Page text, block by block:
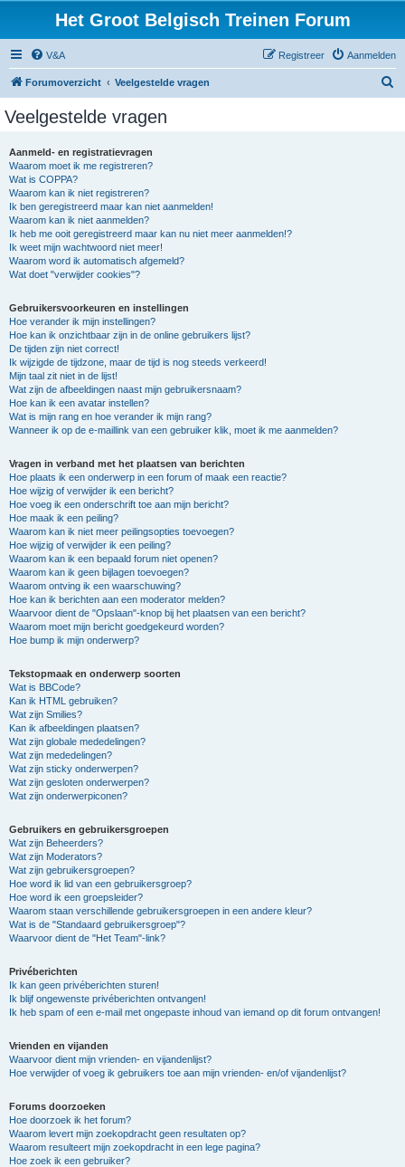
Het Groot Belgisch Treinen Forum
V&A Aanmelden
Registreer
Forumoverzicht Veelgestelde vragen
Veelgestelde vragen
Aanmeld- en registratievragen
Waarom moet ik me registreren?
Wat is COPPA?
Waarom kan ik niet registreren?
Ik ben geregistreerd maar kan niet aanmelden!
Waarom kan ik niet aanmelden?
Ik heb me ooit geregistreerd maar kan nu niet meer aanmelden!?
Ik weet mijn wachtwoord niet meer!
Waarom word ik automatisch afgemeld?
Wat doet "verwijder cookies"?
Gebruikersvoorkeuren en instellingen
Hoe verander ik mijn instellingen?
Hoe kan ik onzichtbaar zijn in de online gebruikers lijst?
De tijden zijn niet correct!
Ik wijzigde de tijdzone, maar de tijd is nog steeds verkeerd!
Mijn taal zit niet in de lijst!
Wat zijn de afbeeldingen naast mijn gebruikersnaam?
Hoe kan ik een avatar instellen?
Wat is mijn rang en hoe verander ik mijn rang?
Wanneer ik op de e-maillink van een gebruiker klik, moet ik me aanmelden?
Vragen in verband met het plaatsen van berichten
Hoe plaats ik een onderwerp in een forum of maak een reactie?
Hoe wijzig of verwijder ik een bericht?
Hoe voeg ik een onderschrift toe aan mijn bericht?
Hoe maak ik een peiling?
Waarom kan ik niet meer peilingsopties toevoegen?
Hoe wijzig of verwijder ik een peiling?
Waarom kan ik een bepaald forum niet openen?
Waarom kan ik geen bijlagen toevoegen?
Waarom ontving ik een waarschuwing?
Hoe kan ik berichten aan een moderator melden?
Waarvoor dient de "Opslaan"-knop bij het plaatsen van een bericht?
Waarom moet mijn bericht goedgekeurd worden?
Hoe bump ik mijn onderwerp?
Tekstopmaak en onderwerp soorten
Wat is BBCode?
Kan ik HTML gebruiken?
Wat zijn Smilies?
Kan ik afbeeldingen plaatsen?
Wat zijn globale mededelingen?
Wat zijn mededelingen?
Wat zijn sticky onderwerpen?
Wat zijn gesloten onderwerpen?
Wat zijn onderwerpiconen?
Gebruikers en gebruikersgroepen
Wat zijn Beheerders?
Wat zijn Moderators?
Wat zijn gebruikersgroepen?
Hoe word ik lid van een gebruikersgroep?
Hoe word ik een groepsleider?
Waarom staan verschillende gebruikersgroepen in een andere kleur?
Wat is de "Standaard gebruikersgroep"?
Waarvoor dient de "Het Team"-link?
Privéberichten
Ik kan geen privéberichten sturen!
Ik blijf ongewenste privéberichten ontvangen!
Ik heb spam of een e-mail met ongepaste inhoud van iemand op dit forum ontvangen!
Vrienden en vijanden
Waarvoor dient mijn vrienden- en vijandenlijst?
Hoe verwijder of voeg ik gebruikers toe aan mijn vrienden- en/of vijandenlijst?
Forums doorzoeken
Hoe doorzoek ik het forum?
Waarom levert mijn zoekopdracht geen resultaten op?
Waarom resulteert mijn zoekopdracht in een lege pagina?
Hoe zoek ik een gebruiker?